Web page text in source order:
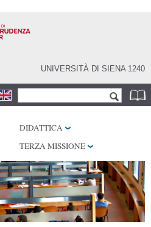
UNIVERSITÀ DI SIENA 1240
Form di ricerca
DIDATTICA
TERZA MISSIONE